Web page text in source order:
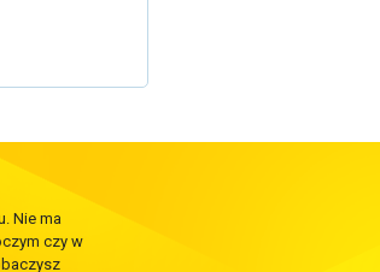
Nie ma
czy w